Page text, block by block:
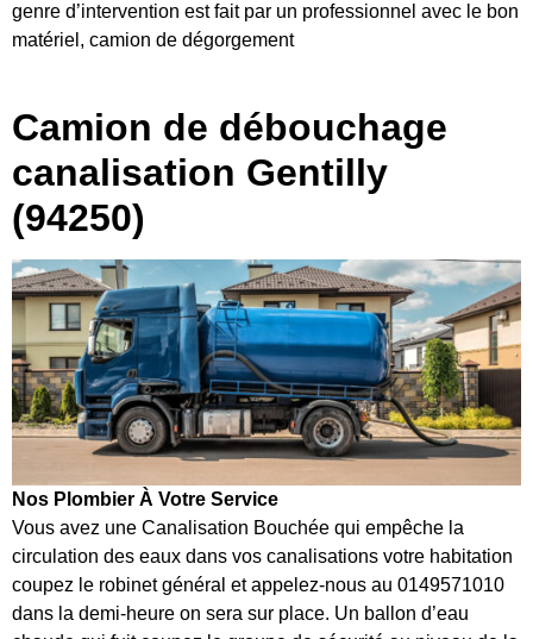
genre d’intervention est fait par un professionnel avec le bon
matériel, camion de dégorgement
Camion de débouchage
canalisation Gentilly
(94250)
Nos Plombier À Votre Service
Vous avez une Canalisation Bouchée qui empêche la
circulation des eaux dans vos canalisations votre habitation
coupez le robinet général et appelez-nous au 0149571010
dans la demi-heure on sera sur place. Un ballon d’eau